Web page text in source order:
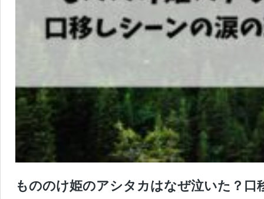
もののけ姫のアシタカはなぜ泣いた？